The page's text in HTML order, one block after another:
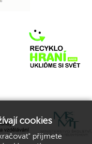
cookies
přijmete